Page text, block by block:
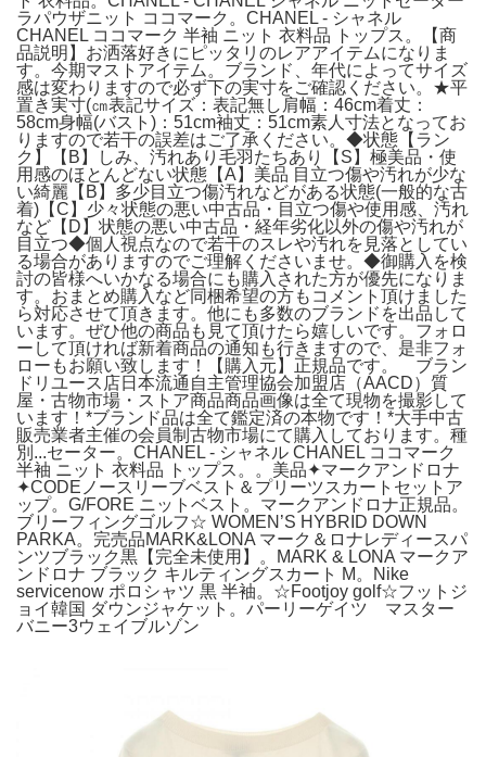
ラパウザニット ココマーク。CHANEL - シャネル
CHANEL ココマーク 半袖 ニット 衣料品 トップス。【商
品説明】お洒落好きにピッタリのレアアイテムになりま
す。今期マストアイテム。ブランド、年代によってサイズ
感は変わりますので必ず下の実寸をご確認ください。★平
置き実寸(㎝表記サイズ：表記無し肩幅：46cm着丈：
58cm身幅(バスト)：51cm袖丈：51cm素人寸法となってお
りますので若干の誤差はご了承ください。◆状態【ラン
ク】【B】しみ、汚れあり毛羽たちあり【S】極美品・使
用感のほとんどない状態【A】美品 目立つ傷や汚れが少な
い綺麗【B】多少目立つ傷汚れなどがある状態(一般的な古
着)【C】少々状態の悪い中古品・目立つ傷や使用感、汚れ
など【D】状態の悪い中古品・経年劣化以外の傷や汚れが
目立つ◆個人視点なので若干のスレや汚れを見落としてい
る場合がありますのでご理解くださいませ。◆御購入を検
討の皆様へいかなる場合にも購入された方が優先になりま
す。おまとめ購入など同梱希望の方もコメント頂けました
ら対応させて頂きます。他にも多数のブランドを出品して
います。ぜひ他の商品も見て頂けたら嬉しいです。フォロ
ーして頂ければ新着商品の通知も行きますので、是非フォ
ローもお願い致します！【購入元】正規品です。 ブラン
ドリユース店日本流通自主管理協会加盟店（AACD）質
屋・古物市場・ストア商品商品画像は全て現物を撮影して
います！*ブランド品は全て鑑定済の本物です！*大手中古
販売業者主催の会員制古物市場にて購入しております。種
別...セーター。CHANEL - シャネル CHANEL ココマーク
半袖 ニット 衣料品 トップス。。美品✦マークアンドロナ
✦CODEノースリーブベスト＆プリーツスカートセットア
ップ。G/FORE ニットベスト。マークアンドロナ正規品。
ブリーフィングゴルフ☆ WOMEN’S HYBRID DOWN
PARKA。完売品MARK&LONA マーク＆ロナレディースパ
ンツブラック黒【完全未使用】。MARK & LONA マークア
ンドロナ ブラック キルティングスカート M。Nike
servicenow ポロシャツ 黒 半袖。☆Footjoy golf☆フットジ
ョイ韓国 ダウンジャケット。パーリーゲイツ マスター
バニー3ウェイブルゾン